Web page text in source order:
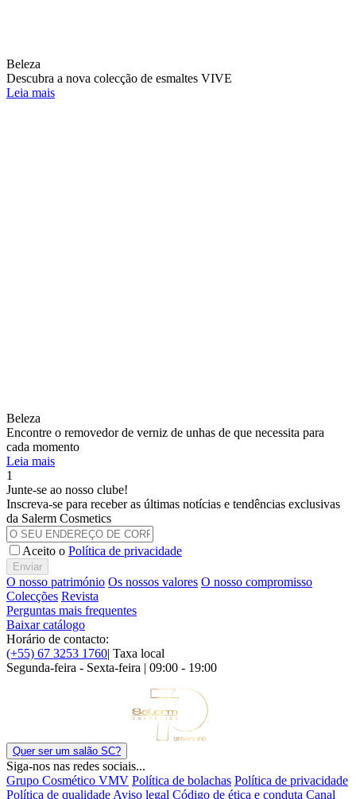
Beleza
Descubra a nova colecção de esmaltes VIVE
Leia mais
Beleza
Encontre o removedor de verniz de unhas de que necessita para
cada momento
Leia mais
1
Junte-se ao nosso clube!
Inscreva-se para receber as últimas notícias e tendências exclusivas
da Salerm Cosmetics
Aceito o Política de privacidade
Enviar
O nosso património Os nossos valores O nosso compromisso
Colecções Revista
Perguntas mais frequentes
Baixar catálogo
Horário de contacto:
(+55) 67 3253 1760| Taxa local
Segunda-feira - Sexta-feira | 09:00 - 19:00
Quer ser um salão SC?
Siga-nos nas redes sociais...
Grupo Cosmético VMV Política de bolachas Política de privacidade
Política de qualidade Aviso legal Código de ética e conduta Canal